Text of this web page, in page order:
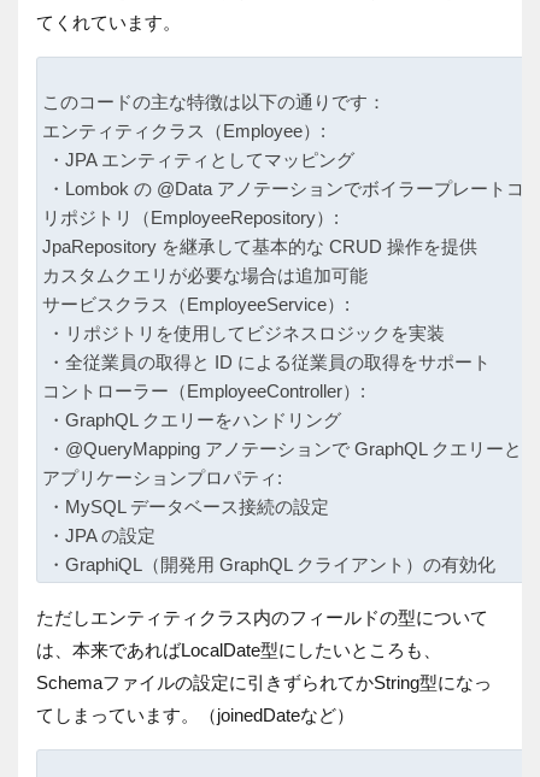
てくれています。
このコードの主な特徴は以下の通りです：
エンティティクラス（Employee）:
・JPA エンティティとしてマッピング
・Lombok の @Data アノテーションでボイラープレートコ
リポジトリ（EmployeeRepository）:
JpaRepository を継承して基本的な CRUD 操作を提供
カスタムクエリが必要な場合は追加可能
サービスクラス（EmployeeService）:
・リポジトリを使用してビジネスロジックを実装
・全従業員の取得と ID による従業員の取得をサポート
コントローラー（EmployeeController）:
・GraphQL クエリーをハンドリング
・@QueryMapping アノテーションで GraphQL クエリーと
アプリケーションプロパティ:
・MySQL データベース接続の設定
・JPA の設定
・GraphiQL（開発用 GraphQL クライアント）の有効化
ただしエンティティクラス内のフィールドの型について
は、本来であればLocalDate型にしたいところも、
Schemaファイルの設定に引きずられてかString型になっ
てしまっています。（joinedDateなど）